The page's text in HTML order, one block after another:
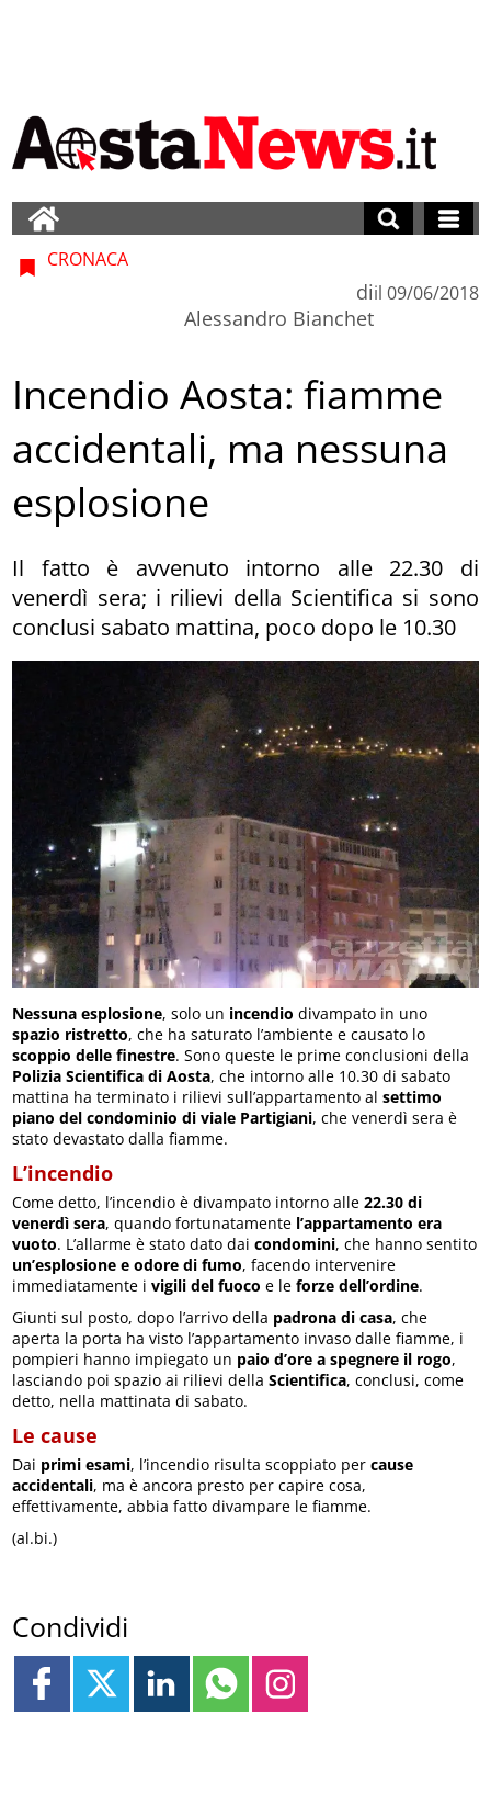
CRONACA
di
Alessandro Bianchet
il 09/06/2018
Incendio Aosta: fiamme
accidentali, ma nessuna
esplosione
Il fatto è avvenuto intorno alle 22.30 di
venerdì sera; i rilievi della Scientifica si sono
conclusi sabato mattina, poco dopo le 10.30
Nessuna esplosione, solo un incendiodivampato in uno
spazio ristretto, che ha saturato l’ambiente e causato lo
scoppio delle finestre. Sono queste le prime conclusioni della
Polizia Scientifica di Aosta, che intorno alle 10.30 di sabato
mattina ha terminato i rilievi sull’appartamento alsettimo
piano del condominio di viale Partigiani, che venerdì sera è
stato devastato dalla fiamme.
L’incendio
Come detto, l’incendio è divampato intorno alle22.30 di
venerdì sera, quando fortunatamente l’appartamento era
vuoto. L’allarme è stato dato daicondomini, che hanno sentito
un’esplosione e odore di fumo, facendo intervenire
immediatamente ivigili del fuoco e leforze dell’ordine.
Giunti sul posto, dopo l’arrivo della padrona di casa, che
aperta la porta ha visto l’appartamento invaso dalle fiamme, i
pompieri hanno impiegato un paio d’ore a spegnere il rogo,
lasciando poi spazio ai rilievi dellaScientifica, conclusi, come
detto, nella mattinata di sabato.
Le cause
Dai primi esami, l’incendio risulta scoppiato percause
accidentali, ma è ancora presto per capire cosa,
effettivamente, abbia fatto divampare le fiamme.
(al.bi.)
Condividi